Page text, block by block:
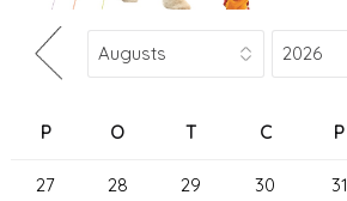
P O T C P
27 28 29 30 31